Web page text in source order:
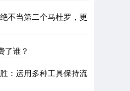
不当第二个马杜罗，更
了谁？
：运用多种工具保持流